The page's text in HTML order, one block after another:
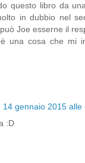
questo libro da
in dubbio nel
Joe esserne il
una cosa che mi
14 gennaio 2015 alle
:D